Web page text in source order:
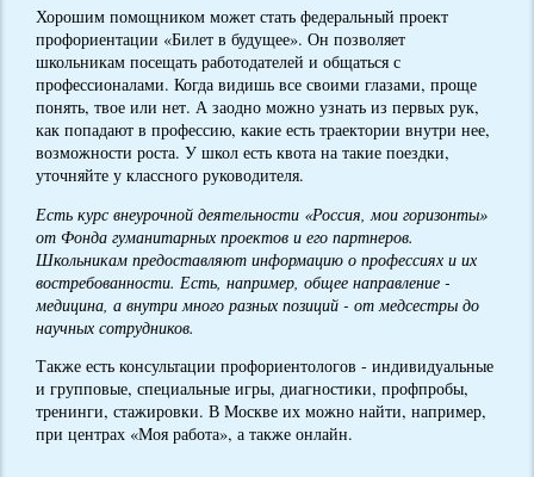
Хорошим помощником может стать федеральный проект
профориентации «Билет в будущее». Он позволяет
школьникам посещать работодателей и общаться с
профессионалами. Когда видишь все своими глазами, проще
понять, твое или нет. А заодно можно узнать из первых рук,
как попадают в профессию, какие есть траектории внутри нее,
возможности роста. У школ есть квота на такие поездки,
уточняйте у классного руководителя.
Есть курс внеурочной деятельности «Россия, мои горизонты»
от Фонда гуманитарных проектов и его партнеров.
Школьникам предоставляют информацию о профессиях и их
востребованности. Есть, например, общее направление -
медицина, а внутри много разных позиций - от медсестры до
научных сотрудников.
Также есть консультации профориентологов - индивидуальные
и групповые, специальные игры, диагностики, профпробы,
тренинги, стажировки. В Москве их можно найти, например,
при центрах «Моя работа», а также онлайн.